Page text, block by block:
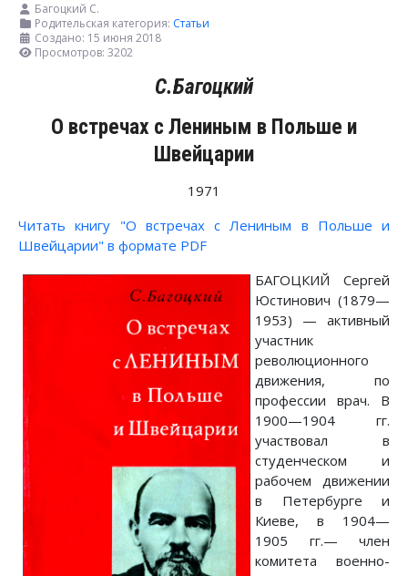
Багоцкий С.
Родительская категория: Статьи
Создано: 15 июня 2018
Просмотров: 3202
С.Багоцкий
О встречах с Лениным в Польше и
Швейцарии
1971
Читать книгу "О встречах с Лениным в Польше и
Швейцарии" в формате PDF
БАГОЦКИЙ Сергей
Юстинович (1879—
1953) — активный
участник
революционного
движения, по
профессии врач. В
1900—1904 гг.
участвовал в
студенческом и
рабочем движении
в Петербурге и
Киеве, в 1904—
1905 гг.— член
комитета военно-